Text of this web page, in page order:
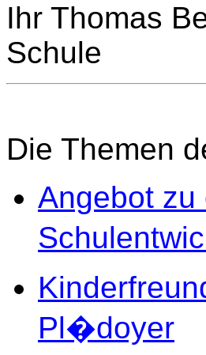
Ihr Thomas
Schule
Die Themen
Angebot zu
Pl�doyer